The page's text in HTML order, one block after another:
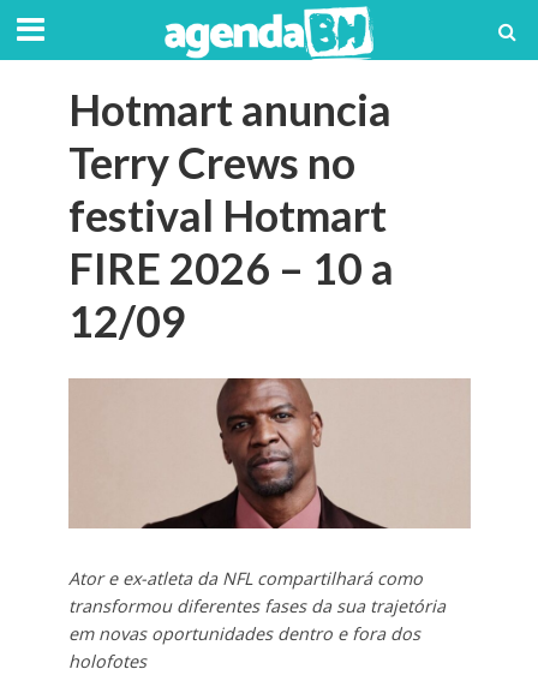
Hotmart anuncia
Terry Crews no
festival Hotmart
FIRE 2026 – 10 a
12/09
Ator e ex-atleta da NFL compartilhará como
transformou diferentes fases da sua trajetória
em novas oportunidades dentro e fora dos
holofotes